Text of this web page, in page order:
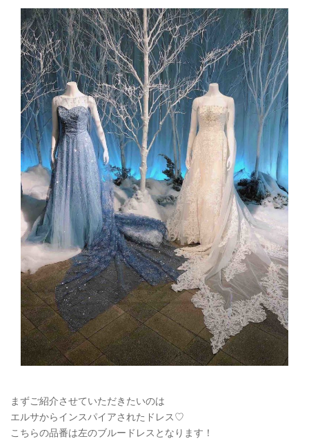
まずご紹介させていただきたいのは
エルサからインスパイアされたドレス♡
こちらの品番は左のブルードレスとなります！